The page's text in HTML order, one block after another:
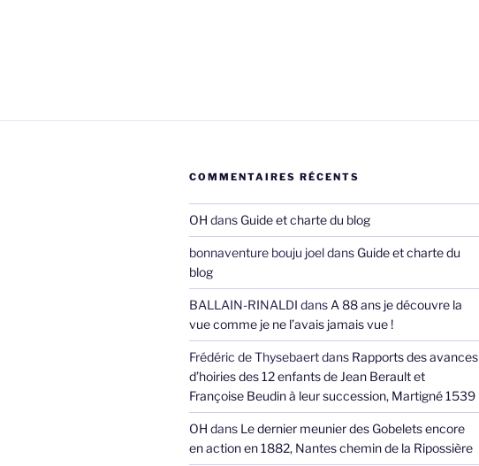
COMMENTAIRES RÉCENTS
OH dans Guide et charte du blog
bonnaventure bouju joeldans Guide et charte du
blog
BALLAIN-RINALDI dans A 88 ans je découvre la
vue comme je ne l’avais jamais vue !
Frédéric de Thysebaertdans Rapports des avances
d’hoiries des 12 enfants de Jean Berault et
Françoise Beudin à leur succession, Martigné 1539
OH dans Le dernier meunier des Gobelets encore
en action en 1882, Nantes chemin de la Ripossière